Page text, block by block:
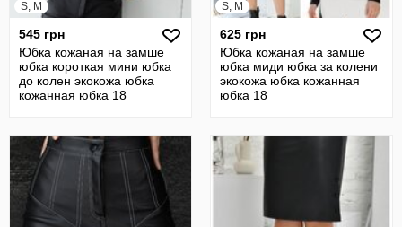
S, M
545 грн
Юбка кожаная на замше
юбка короткая мини юбка
до колен экокожа юбка
кожанная юбка 18
S, M
625 грн
Юбка кожаная на замше
юбка миди юбка за колени
экокожа юбка кожанная
юбка 18